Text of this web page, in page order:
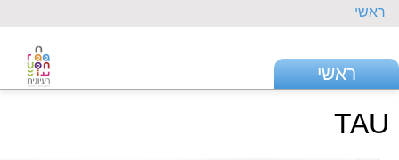
ראשי
ראשי
TAU